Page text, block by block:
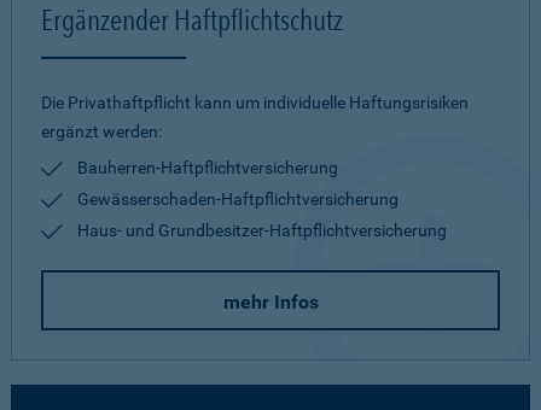
Ergänzender Haftpflichtschutz
Die Privathaftpflicht kann um individuelle Haftungsrisiken
ergänzt werden:
Bauherren-Haftpflichtversicherung
Gewässerschaden-Haftpflichtversicherung
Haus- und Grundbesitzer-Haftpflichtversicherung
mehr Infos